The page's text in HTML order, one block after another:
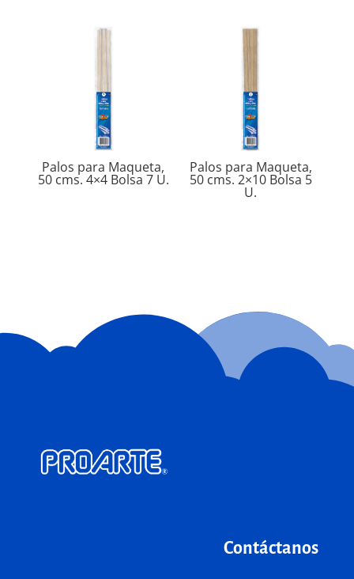
Palos para Maqueta,
50 cms. 4×4 Bolsa 7 U.
Palos para Maqueta,
50 cms. 2×10 Bolsa 5
U.
Contáctanos